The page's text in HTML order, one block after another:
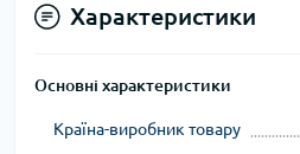
Характеристики
Основні характеристики
Країна-виробник товару